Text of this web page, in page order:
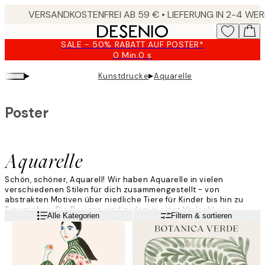
SALE - 50% RABATT AUF POSTER*
0 Min.0 s
Gültig
bis:
2026-
▸ Kunstdrucke▸Aquarelle
Aquarelle
Poster
Schön, schöner, Aquarell! Wir haben Aquarelle in vielen
verschiedenen Stilen für dich zusammengestellt - von
abstrakten Motiven über niedliche Tiere für Kinder bis hin zu
Typografien. Die Designs sind zudem in einer Vielzahl von
Farben erhältlich. In dieser Kategorie wirst du ganz sicher dein
neues Lieblingsstück finden!
WeiterlesenAlle Kategorien Filtern & sortieren